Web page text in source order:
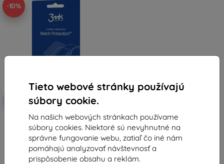
Tieto webové stránky používajú
súbory cookie.
Na našich webových stránkach používame
súbory cookies. Niektoré sú nevyhnutné na
správne fungovanie webu, zatiaľ čo iné nám
pomáhajú analyzovať návštevnosť a
prispôsobenie obsahu a reklám.
-10%
Zľava s
kupónom
EXTRA10
3mk Watch Protection ARC
ochranná fólia pre Garett Vita
4G
8,91 €
8,02 €